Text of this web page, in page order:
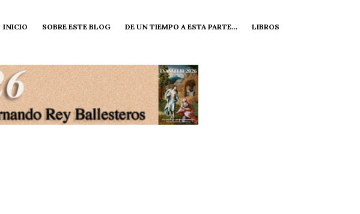
INICIO SOBRE ESTE BLOG DE UN TIEMPO A ESTA PARTE… LIBROS